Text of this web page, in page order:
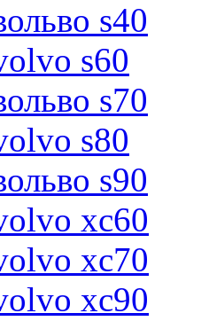
s40
s60
s70
s80
s90
xc60
xc70
xc90